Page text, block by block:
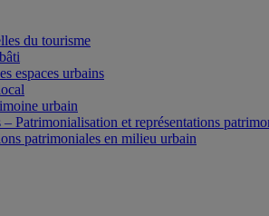
du tourisme
espaces urbains
urbain
Patrimonialisation et représentations
patrimoniales en milieu urbain